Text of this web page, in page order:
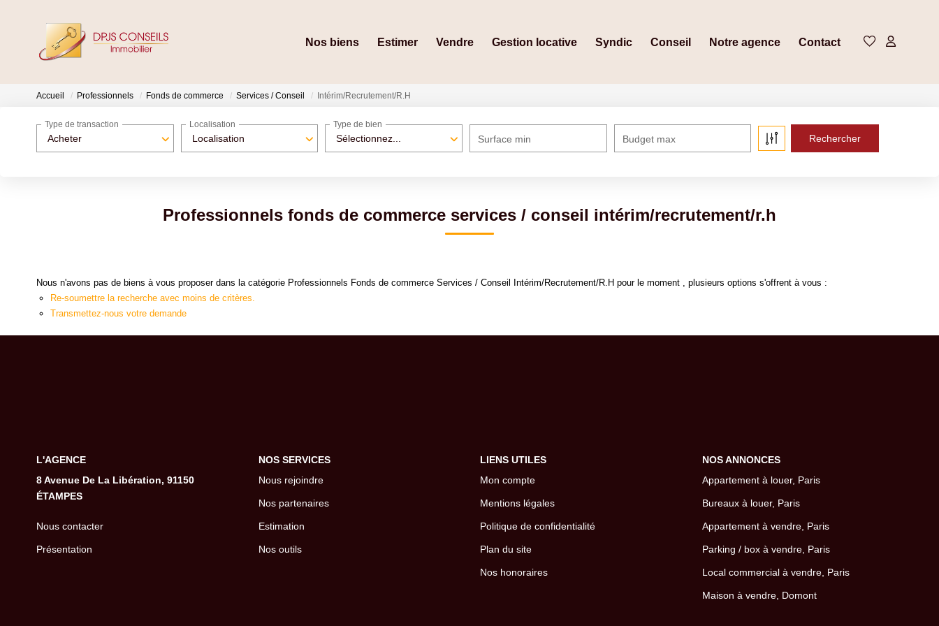
Nos biens Estimer Vendre Gestion locative Syndic Conseil Notre agence Contact
Accueil Professionnels Fonds de commerce Services / Conseil Intérim/Recrutement/R.H
Acheter
Type de transaction
Localisation
Localisation
Sélectionnez...
Type de bien
Surface min Budget max
Professionnels fonds de commerce services / conseil intérim/recrutement/r.h
Nous n'avons pas de biens à vous proposer dans la catégorie Professionnels Fonds de commerce Services / Conseil Intérim/Recrutement/R.H pour le moment , plusieurs options s'offrent à vous :
Re-soumettre la recherche avec moins de critères.
Transmettez-nous votre demande
L'AGENCE
8 Avenue De La Libération, 91150
ÉTAMPES
Nous contacter
Présentation
NOS SERVICES
Nous rejoindre
Nos partenaires
Estimation
Nos outils
LIENS UTILES
Mon compte
Mentions légales
Politique de confidentialité
Plan du site
Nos honoraires
NOS ANNONCES
Appartement à louer, Paris
Bureaux à louer, Paris
Appartement à vendre, Paris
Parking / box à vendre, Paris
Local commercial à vendre, Paris
Maison à vendre, Domont